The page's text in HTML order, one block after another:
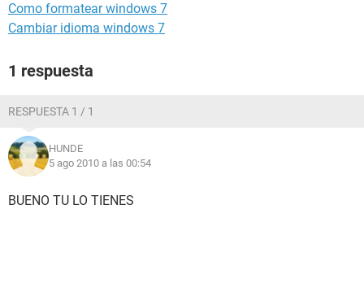
Como formatear windows 7
Cambiar idioma windows 7
1 respuesta
RESPUESTA 1 / 1
HUNDE
5 ago 2010 a las 00:54
BUENO TU LO TIENES